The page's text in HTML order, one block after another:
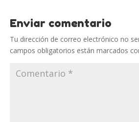
Enviar comentario
Tu dirección de correo electrónico no
campos obligatorios están marcados